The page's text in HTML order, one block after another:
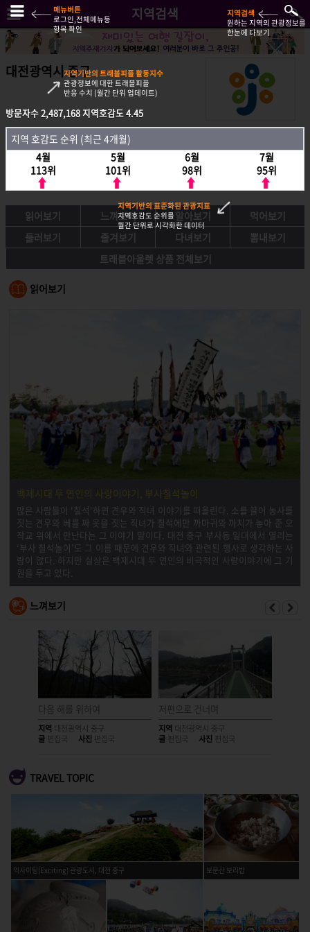
지역검색
대전광역시 중구
방문자수2,487,168지역호감도4.45
지역호감도 순위 (최근 4개월)
4월
113위
5월
101위
6월
98위
7월
95위
읽어보기 느껴보기 알아보기
먹어보기
둘러보기
즐겨보기 다녀보기
뽐내보기
트래블아울렛 상품 전체보기
읽어보기
백제시대 두 연인의 사랑이야기, 부사칠석놀이
많은 사람들이 '칠석'하면 견우와 직녀 이야기를 떠올린다. 소를 끌어 농사를
짓는 견우와 베를 짜 옷을 짓는 직녀가 칠석에만 까마귀와 까치가 놓아 준 오
작교 위에서 만난다는 그 이야기 말이다. 대전 중구 부사동 일대에서 열리는
‘부사 칠석놀이’도 그 이름 때문에 견우와 직녀와 관련된 행사로 생각하는 사
람이 많다. 하지만 실상은 백제시대 두 연인의 비극적인 사랑이야기에 그 기
원을 두고 있다.
느껴보기
다음 해를 위하여
지역 대전광역시 중구
글 편집국 사진 편집국
저편으로 건너며
지역 대전광역시 중구
글 편집국 사진 편집국
TRAVEL TOPIC
보문산 보리밥
익사이팅(Exciting) 관광도시, 대전 중구
방문자수2,487,168지역호감도4.45
지역 호감도 순위 (최근 4개월)
4월
113위
5월
101위
6월
98위
7월
95위
메뉴버튼
로그인,전체메뉴등
항목 확인
지역검색
원하는 지역의 관광정보를
한눈에 다보기
지역기반의 트래블피플 활동지수
관광정보에 대한 트래블피플
반응 수치 (월간 단위 업데이트)
지역기반의 표준화된 관광지표
지역호감도 순위를
월간 단위로 시각화한 데이터